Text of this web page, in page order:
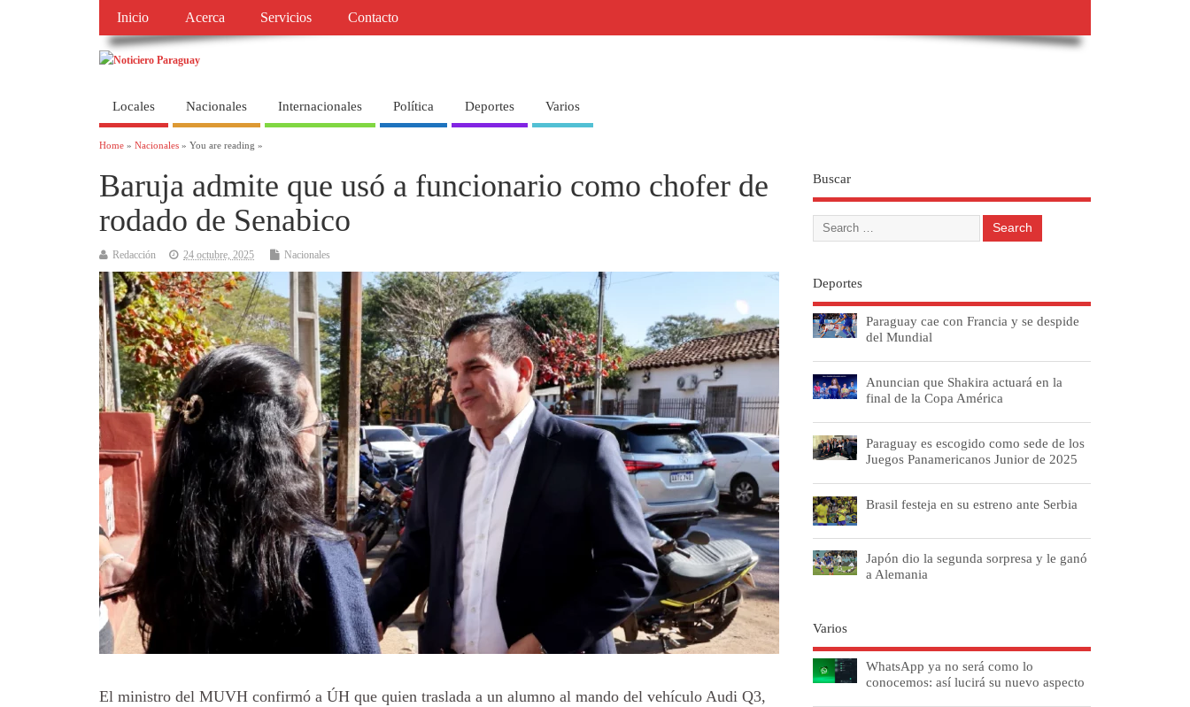
Inicio Acerca Servicios Contacto
Locales Nacionales Internacionales Política Deportes Varios
Home » Nacionales » You are reading »
Baruja admite que usó a funcionario como chofer de
rodado de Senabico
Redacción 24 octubre, 2025 Nacionales
El ministro del MUVH confirmó a ÚH que quien traslada a un alumno al mando del vehículo Audi Q3,
Buscar
Deportes
Paraguay cae con Francia y se despide
del Mundial
Anuncian que Shakira actuará en la
final de la Copa América
Paraguay es escogido como sede de los
Juegos Panamericanos Junior de 2025
Brasil festeja en su estreno ante Serbia
Japón dio la segunda sorpresa y le ganó
a Alemania
Varios
WhatsApp ya no será como lo
conocemos: así lucirá su nuevo aspecto